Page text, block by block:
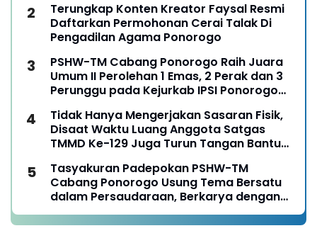
Terungkap Konten Kreator Faysal Resmi
Daftarkan Permohonan Cerai Talak Di
Pengadilan Agama Ponorogo
PSHW-TM Cabang Ponorogo Raih Juara
Umum II Perolehan 1 Emas, 2 Perak dan 3
Perunggu pada Kejurkab IPSI Ponorogo
Tidak Hanya Mengerjakan Sasaran Fisik,
Disaat Waktu Luang Anggota Satgas
TMMD Ke-129 Juga Turun Tangan Bantu
Tasyakuran Padepokan PSHW-TM
Cabang Ponorogo Usung Tema Bersatu
dalam Persaudaraan, Berkarya dengan
Keikhlasan dan Mengabdi dengan
Tanggungjawab